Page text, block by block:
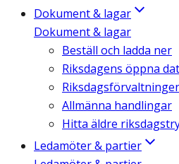
Dokument & lagar
Dokument & lagar
Beställ och ladda ner
Riksdagens öppna
Allmänna handlingar
Hitta äldre
Ledamöter & partier